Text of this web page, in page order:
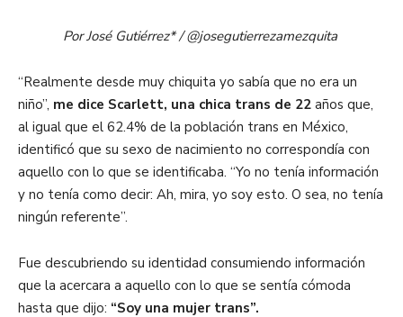
Por José Gutiérrez* / @josegutierrezamezquita
“Realmente desde muy chiquita yo sabía que no era un
niño”, me dice Scarlett, una chica trans de 22 años que,
al igual que el 62.4% de la población trans en México,
identificó que su sexo de nacimiento no correspondía con
aquello con lo que se identificaba. “Yo no tenía información
y no tenía como decir: Ah, mira, yo soy esto. O sea, no tenía
ningún referente”.
Fue descubriendo su identidad consumiendo información
que la acercara a aquello con lo que se sentía cómoda
hasta que dijo: “Soy una mujer trans”.